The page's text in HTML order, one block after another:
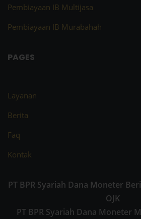
Pembiayaan IB Multijasa
Pembiayaan IB Murabahah
PAGES
Layanan
Berita
Faq
Kontak
PT BPR Syariah Dana Moneter
OJK
PT BPR Syariah Dana Moneter